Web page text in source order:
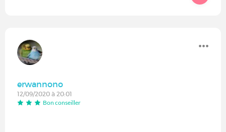
erwannono
12/09/2020 à 20:01
Bon conseiller